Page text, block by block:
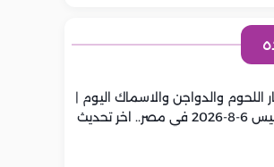
اللحوم والدواجن والاسماك اليوم |
اخر تحديث